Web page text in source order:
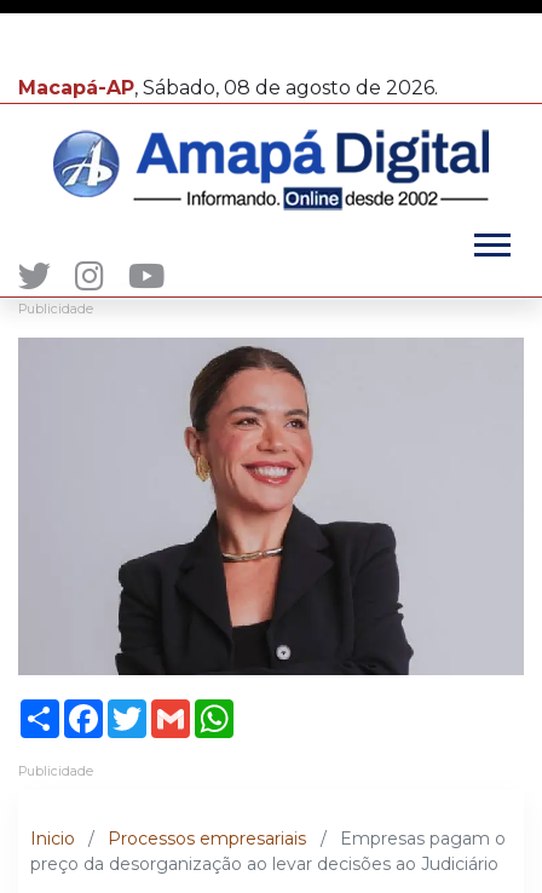
Macapá-AP, Sábado, 08 de agosto de 2026.
Publicidade
ShareFacebook
TwitterGmail
Publicidade
Inicio / Processos empresariais /
Empresas pagam o
preço da desorganização ao levar decisões ao Judiciário